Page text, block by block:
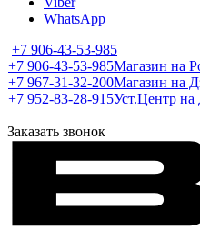
WhatsApp
+7 906-43-53-985
+7 906-43-53-985Магазин на
+7 967-31-32-200Магазин на
+7 952-83-28-915Уст.Центр на
Заказать звонок